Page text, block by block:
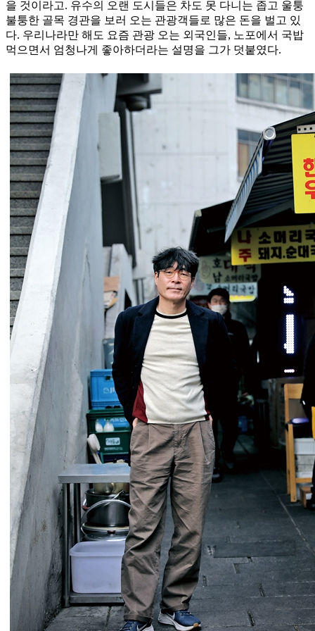
을 것이라고. 유수의 오랜 도시들은 차도 못 다니는 좁고 울퉁
불퉁한 골목 경관을 보러 오는 관광객들로 많은 돈을 벌고 있
다. 우리나라만 해도 요즘 관광 오는 외국인들, 노포에서 국밥
먹으면서 엄청나게 좋아하더라는 설명을 그가 덧붙였다.